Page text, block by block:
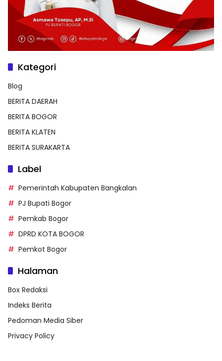
Kategori
Blog
BERITA DAERAH
BERITA BOGOR
BERITA KLATEN
BERITA SURAKARTA
Label
Pemerintah Kabupaten Bangkalan
PJ Bupati Bogor
Pemkab Bogor
DPRD KOTA BOGOR
Pemkot Bogor
Halaman
Box Redaksi
Indeks Berita
Pedoman Media Siber
Privacy Policy